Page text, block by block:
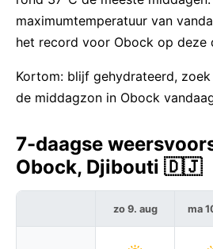
maximumtemperatuur van
het record voor Obock op deze
Kortom: blijf gehydrateerd,
de middagzon in Obock
7-daagse
Obock, Djibouti 🇩🇯
zo 9. aug ma